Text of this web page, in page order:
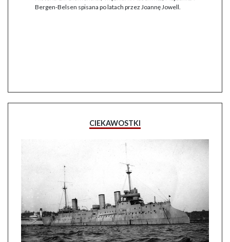
Bergen-Belsen spisana po latach przez Joannę Jowell.
CIEKAWOSTKI